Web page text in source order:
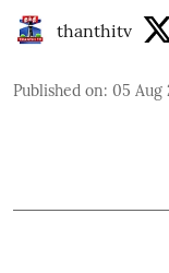
thanthitv
Published on: 05 Aug